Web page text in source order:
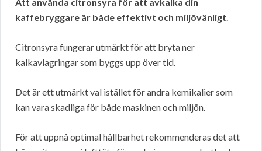
kaffebryggare är både effektivt och miljövänligt.
Citronsyra fungerar utmärkt för att bryta ner
kalkavlagringar som byggs upp över tid.
Det är ett utmärkt val istället för andra kemikalier som
kan vara skadliga för både maskinen och miljön.
För att uppnå optimal hållbarhet rekommenderas det att